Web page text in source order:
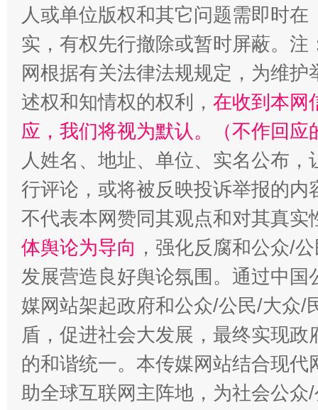
招工难、用工荒背后
人或单位版权和其它问题需即时在
实，有权先行撤除或暂时屏蔽。
网根据有关法律法规规定，为维
述权和知情权的权利， 在收到本网
应，我们将视为默认。（不作回应
人姓名、地址、单位、实名公布
行评论，或将被反映投诉举报的
不代表本网赞同其观点和对其真实
体舆论为导向 ，强化反腐和公众/
发展营造良好舆论氛围。通过中
媒网站架起政府和公众/公民/大众/
盾，促进社会大发展，最终实现
的和谐统一。本传媒网站结合现
助全球互联网主阵地，为社会公